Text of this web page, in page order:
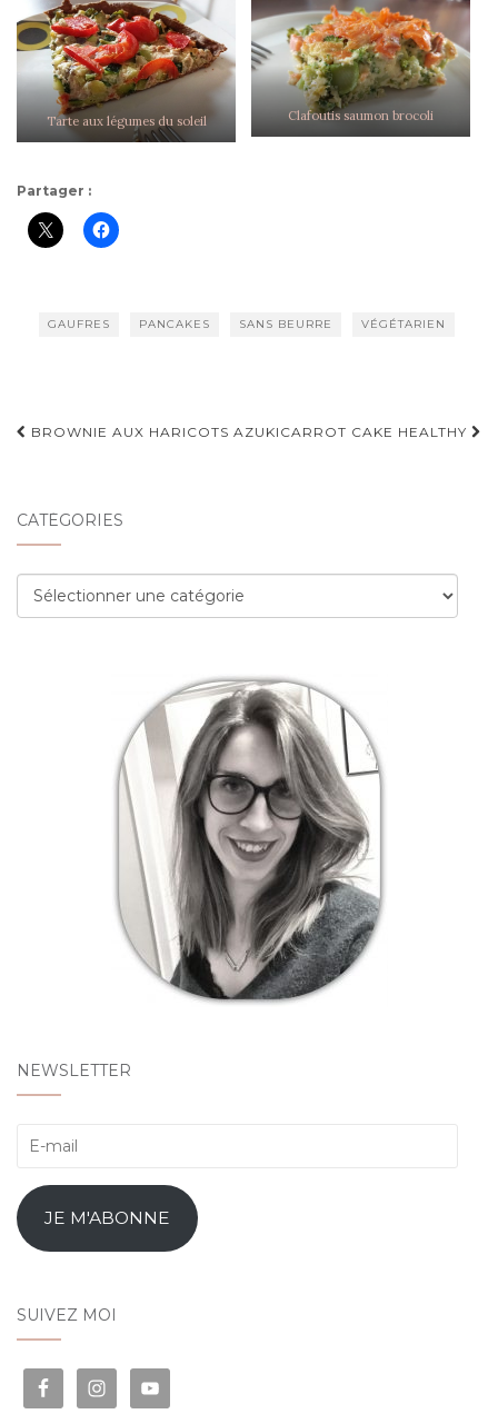
Tarte aux légumes du soleil Clafoutis saumon brocoli
Partager :
GAUFRES PANCAKES SANS BEURRE VÉGÉTARIEN
Navigation
BROWNIE AUX HARICOTS AZUKI CARROT CAKE HEALTHY
CATÉGORIES
Catégories
NEWSLETTER
E-
JE M'ABONNE
SUIVEZ MOI